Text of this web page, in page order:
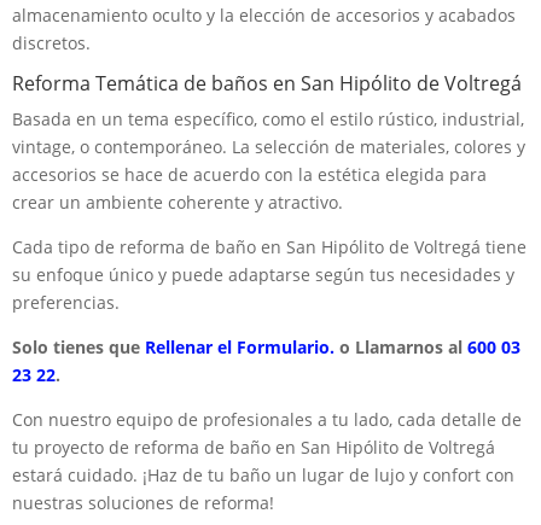
almacenamiento oculto y la elección de accesorios y acabados
discretos.
Reforma Temática de baños en San Hipólito de Voltregá
Basada en un tema específico, como el estilo rústico, industrial,
vintage, o contemporáneo. La selección de materiales, colores y
accesorios se hace de acuerdo con la estética elegida para
crear un ambiente coherente y atractivo.
Cada tipo de reforma de baño en San Hipólito de Voltregá tiene
su enfoque único y puede adaptarse según tus necesidades y
preferencias.
Solo tienes que Rellenar el Formulario. o Llamarnos al 600 03
23 22.
Con nuestro equipo de profesionales a tu lado, cada detalle de
tu proyecto de reforma de baño en San Hipólito de Voltregá
estará cuidado. ¡Haz de tu baño un lugar de lujo y confort con
nuestras soluciones de reforma!